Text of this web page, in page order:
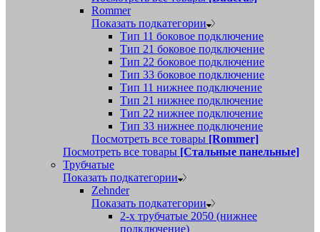
Rommer
Показать подкатегории
Тип 11 боковое подключение
Тип 21 боковое подключение
Тип 22 боковое подключение
Тип 33 боковое подключение
Тип 11 нижнее подключение
Тип 21 нижнее подключение
Тип 22 нижнее подключение
Тип 33 нижнее подключение
Посмотреть все товары [Rommer]
Посмотреть все товары [Стальные панельные]
Трубчатые
Показать подкатегории
Zehnder
Показать подкатегории
2-х трубчатые 2050 (нижнее
подключение)